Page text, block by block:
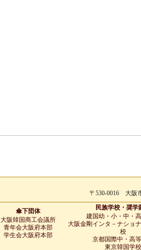
〒530-0016 大阪
傘下団体
大阪韓国商工会議所
青年会大阪府本部
学生会大阪府本部
民族学校・奨学
建国幼・小・中・
大阪金剛インタ－ナショ
校
京都国際中・高
東京韓国学校